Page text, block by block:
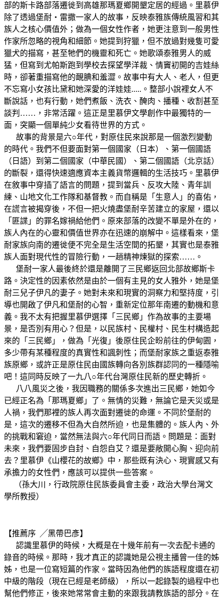
部的斯卡路部落遷徙到高雄那瑪夏鄉開墾定居的經過。里慕伊
除了透過堡耐‧雷撒一家人的故事，反映泰雅族傳統風習和其
族人之核心價值外；做為一個女性作者，她更注意到一般男性
作家所忽略的視角和細節。她提到狩獵，但不放過對幾隻可愛
獵犬的描寫，甚至牠們的機靈和死亡。她歌頌泰雅男人的威
猛，但寫到尤帕斯跑到學校去探望學洋裁、情竇初開的吉娃絲
時，卻著重描寫他的靦腆和羞澀。故事中有大人、老人，但更
不忘寫小女孩比黛和她深愛的洋娃娃.....。整部小說裡女人不
斷說話，也有行動，她們煮飯、洗衣、醃肉、播種、收割甚至
談判……，非常活躍。這正是里慕伊文學創作中最獨特的一
面，突顯一個單純少女看待世界的方式。
故事的背景是六○年代，對原住民來說那是一個激烈變動
的時代。我們不但要面對第一個國家（日本）、第一個國語
（日語）到第二個國家（中華民國）、第二個國語（北京話）
的斷裂，還得快速適應資本主義貨幣邏輯的生活技巧。里慕伊
在敘事中穿插了語言的問題，提到當兵、反攻大陸、青年訓
練、山地文化工作隊和基督教。而自稱是「生意人」的喜佑，
在謊言被揭穿後，不但一把火燒盡堡耐辛苦建立的家屋，還以
「匪諜」的罪名嫁禍給他們。原來部落的改變不單是外在的，
族人內在的心靈和價值世界亦在迅速的崩解中。這樣看來，堡
耐家族向南的遷徙便不完全是生活空間的拓墾，其實也是泰雅
族人面對現代性的冒險行動，一趟精神煉獄的探索……。
堡耐一家人最後終於還是離開了三民鄉返回北部故鄉斯卡
路。決定性的因素依然是由於一個有主見的女人雅外，她是堡
耐三兒子伊凡的妻子。她對未來和現實的洞察力和堅持度，引
導也開啟了伊凡和堡耐的心智，重新定位那年南遷的動機和意
義。我不太有把握里慕伊選擇「三民鄉」作為故事的主要場
景，是否別有用心？但是，以民族村、民權村、民生村構造起
來的「三民鄉」，做為「光復」後原住民企盼前往的伊甸園，
多少帶有某種程度的真實性和諷刺性；而堡耐家族之重返泰雅
族原鄉，或許正是原住民由國族轉向各別族群認同的一種隱喻
吧！這同時反映了一九八○年代台灣原住民新的歷史轉折。
八八風災之後，我因職務的關係多次進出三民鄉，她如今
已經正名為「那瑪夏鄉」了。無情的災難，無論它是天災或是
人禍，我們那裡的族人再次面對遷徙的命運。不同於堡耐的
是，這次的遷移不但為大自然所迫，也是集體的。族人內、外
的挑戰和窘迫，當然無法與六○年代同日而語。問題是：面對
未來，我們要固步自封、自怨自艾？還是要敞開心胸、迎向前
去？里慕伊《山櫻花的故鄉》中，那些既有決心、現實感又有
承擔力的女性們，應該可以提供一些答案。
（孫大川，行政院原住民族委員會主委，政治大學台灣文
學所教授）
【推薦序 ╱黑帶巴彥】
認識里慕伊的時候，大概是在十幾年前有一次去配卡通的
錄音的時候。那時，我才真正的認識她是公視主播曾一佳的姊
姊，也是一位寫短篇的作家。當時因為他們的族語程度還在初
中級的階段（現在已經是老師級），所以一起錄製的過程中也
幫他們修正，後來她常常會主動的來跟我請教族語的部分。在